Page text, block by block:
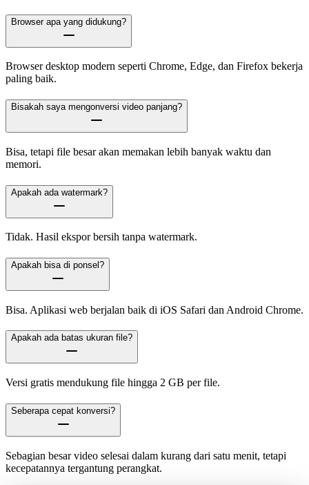
Browser apa yang didukung?
Browser desktop modern seperti Chrome, Edge, dan Firefox bekerja
paling baik.
Bisakah saya mengonversi video panjang?
Bisa, tetapi file besar akan memakan lebih banyak waktu dan
memori.
Apakah ada watermark?
Tidak. Hasil ekspor bersih tanpa watermark.
Apakah bisa di ponsel?
Bisa. Aplikasi web berjalan baik di iOS Safari dan Android Chrome.
Apakah ada batas ukuran file?
Versi gratis mendukung file hingga 2 GB per file.
Seberapa cepat konversi?
Sebagian besar video selesai dalam kurang dari satu menit, tetapi
kecepatannya tergantung perangkat.